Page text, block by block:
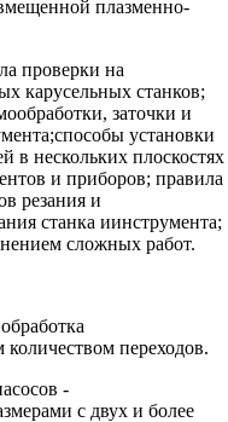
плазменно-
проверки на
карусельных станков;
заточки и
установки
в нескольких плоскостях
и приборов; правила
резания и
станка иинструмента;
сложных работ.
переходов.
-
с двух и более